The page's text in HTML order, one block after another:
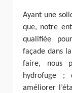
Ayant une
que, notre
qualifiée
façade dans
faire, nous
hydrofuge ;
améliorer